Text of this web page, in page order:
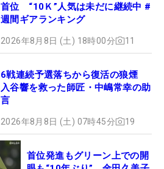
首位 “10Ｋ”人気は未だに継続中 #
週間ギアランキング
2026年8月8日 (土) 18時00分 11
6戦連続予選落ちから復活の狼煙
入谷響を救った師匠・中嶋常幸の助
言
2026年8月8日 (土) 07時45分 19
首位発進もグリーン上での開